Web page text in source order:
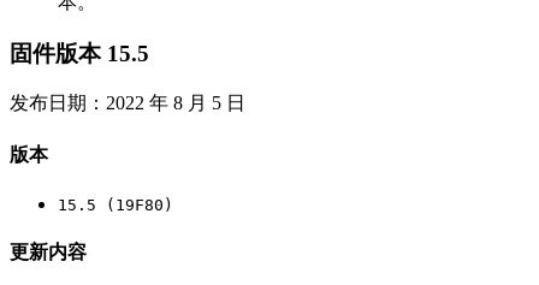
固件版本 15.5
发布日期：2022 年 8 月 5 日
版本
15.5 (19F80)
更新内容